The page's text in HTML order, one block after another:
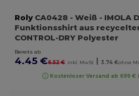
RolyCA0428 - Weiß - IMOLA
Funktionsshirt aus
CONTROL-DRY Polyester
Bereits ab
4.45 €6.52 € inkl. MwSt | 3.74 €ohne
Kostenloser Versand ab 699 €